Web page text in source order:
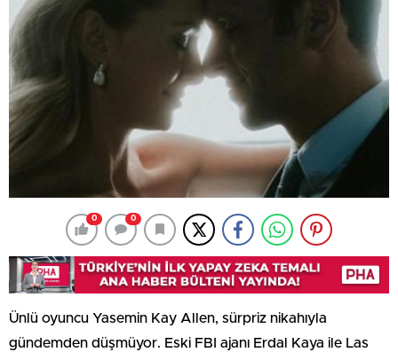
0 0
Ünlü oyuncu Yasemin Kay Allen, sürpriz nikahıyla
gündemden düşmüyor. Eski FBI ajanı Erdal Kaya ile Las